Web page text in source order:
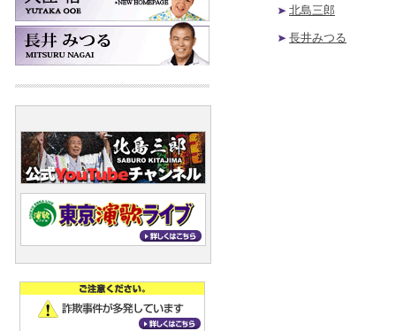
北島三郎
長井みつる